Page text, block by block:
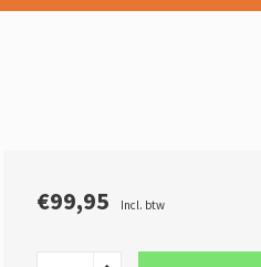
€99,95 Incl. btw